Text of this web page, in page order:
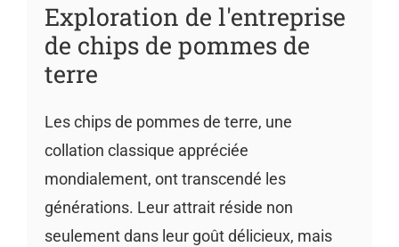
Exploration de l'entreprise
de chips de pommes de
terre
Les chips de pommes de terre, une
collation classique appréciée
mondialement, ont transcendé les
générations. Leur attrait réside non
seulement dans leur goût délicieux, mais